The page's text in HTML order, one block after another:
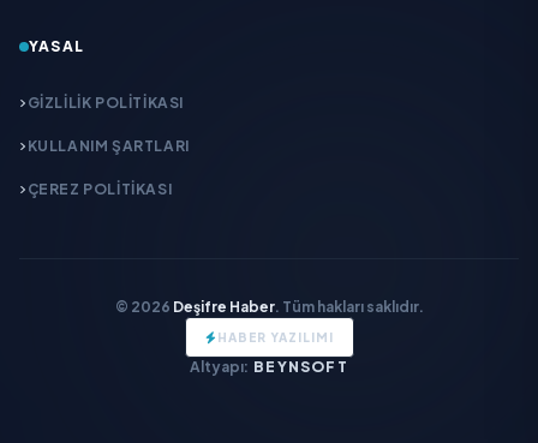
YASAL
GIZLILIK POLITIKASI
KULLANIM ŞARTLARI
ÇEREZ POLITIKASI
© 2026 Deşifre Haber. Tüm hakları saklıdır.
HABER YAZILIMI
Altyapı: BEYNSOFT